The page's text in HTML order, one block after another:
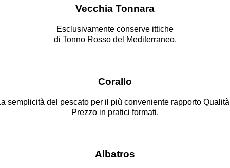
Vecchia Tonnara
Esclusivamente conserve ittiche
di Tonno Rosso del Mediterraneo.
Corallo
semplicità del pescato per il più conveniente rapporto
Prezzo in pratici formati.
Albatros